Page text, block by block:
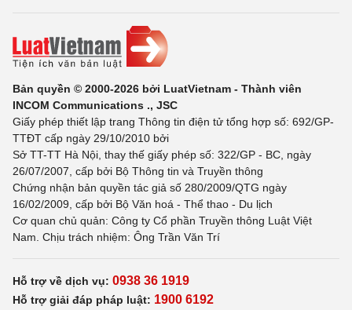
Bản quyền © 2000-2026 bởi LuatVietnam - Thành viên
INCOM Communications ., JSC
Giấy phép thiết lập trang Thông tin điện tử tổng hợp số: 692/GP-
TTĐT cấp ngày 29/10/2010 bởi
Sở TT-TT Hà Nội, thay thế giấy phép số: 322/GP - BC, ngày
26/07/2007, cấp bởi Bộ Thông tin và Truyền thông
Chứng nhận bản quyền tác giả số 280/2009/QTG ngày
16/02/2009, cấp bởi Bộ Văn hoá - Thể thao - Du lịch
Cơ quan chủ quản: Công ty Cổ phần Truyền thông Luật Việt
Nam. Chịu trách nhiệm: Ông Trần Văn Trí
Hỗ trợ về dịch vụ: 0938 36 1919
Hỗ trợ giải đáp pháp luật: 1900 6192